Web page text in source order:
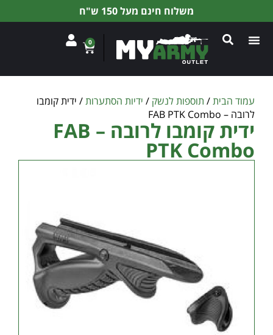
משלוח חינם מעל 150 ש"ח
0
עמוד הבית/ תוספות לנשק / ידיות הסתערות/ ידית קומבו
לרובה – FAB PTK Combo
ידית קומבו לרובה – FAB
PTK Combo